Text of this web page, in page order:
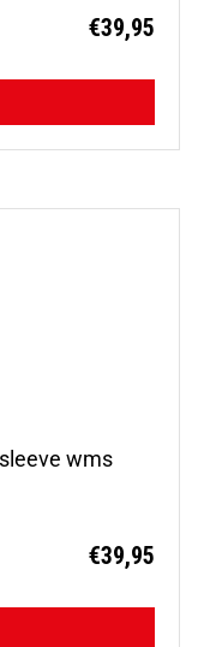
€39,95
wms
€39,95